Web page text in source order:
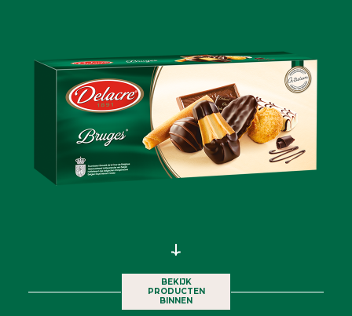
BEKIJK
PRODUCTEN
BINNEN